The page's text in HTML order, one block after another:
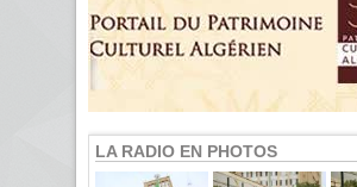
LA RADIO EN PHOTOS